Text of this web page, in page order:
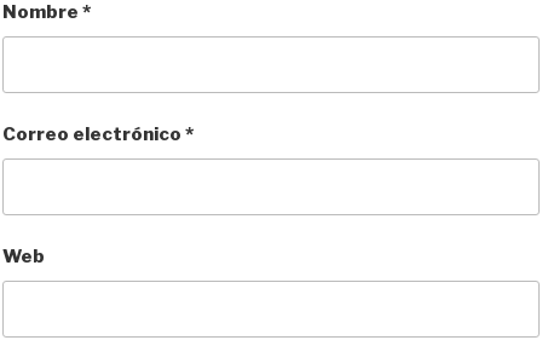
Nombre *
Correo electrónico *
Web